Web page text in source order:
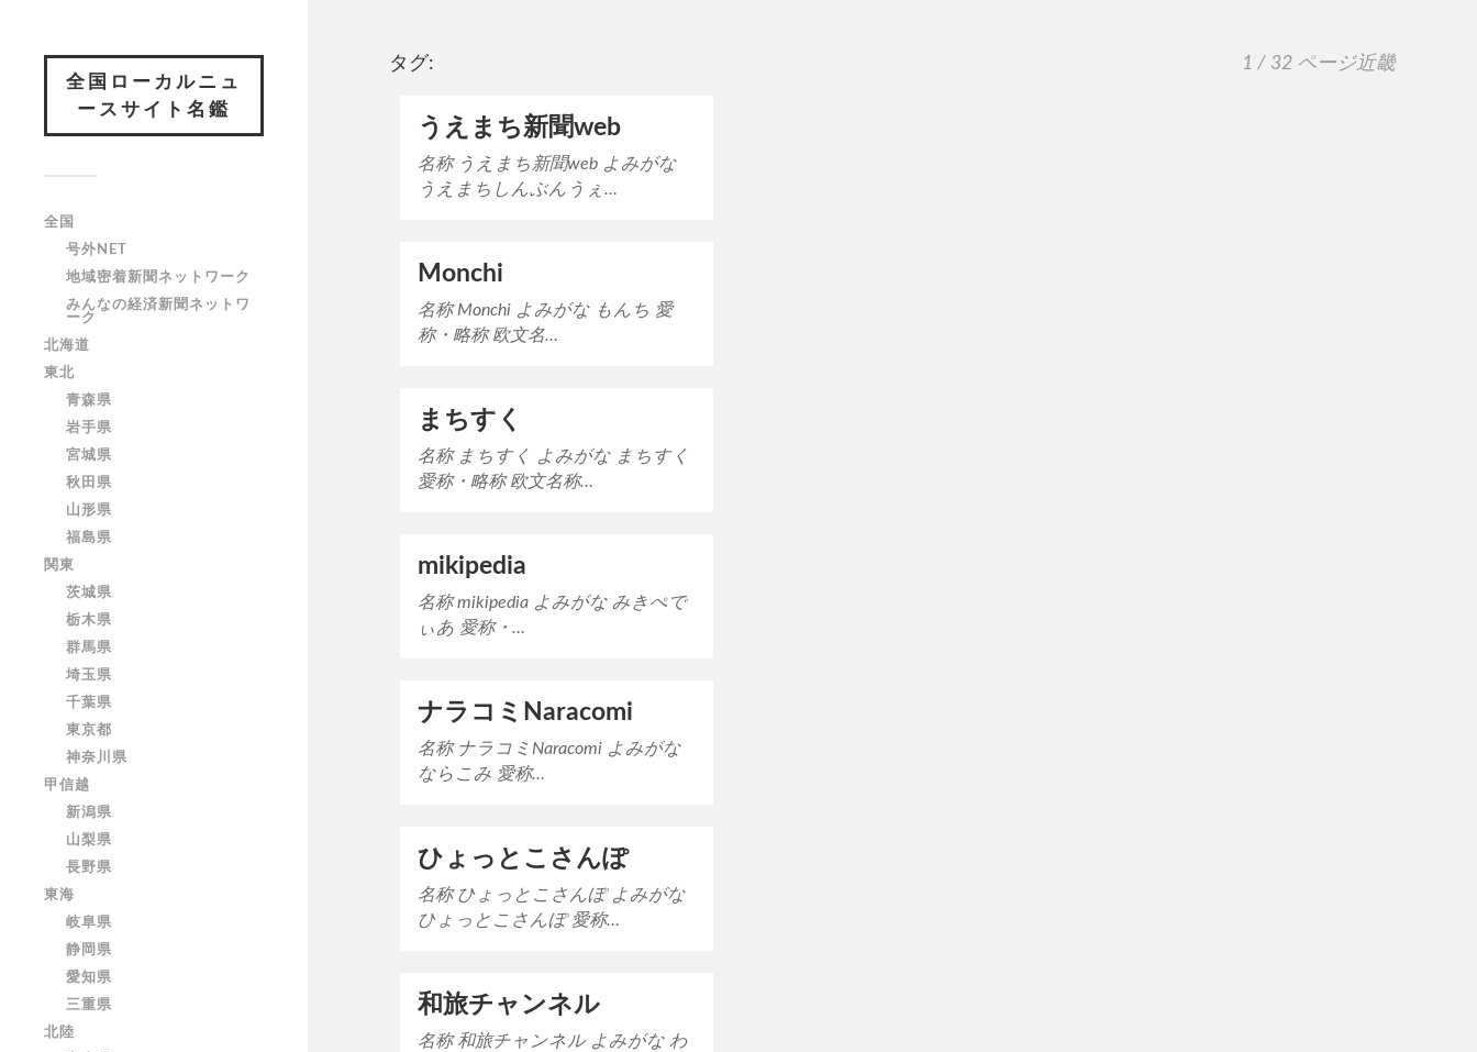
全国ローカルニュ
ースサイト名鑑
全国
号外NET
地域密着新聞ネットワーク
みんなの経済新聞ネットワ
ーク
北海道
東北
青森県
岩手県
宮城県
秋田県
山形県
福島県
関東
茨城県
栃木県
群馬県
埼玉県
千葉県
東京都
神奈川県
甲信越
新潟県
山梨県
長野県
東海
岐阜県
静岡県
愛知県
三重県
北陸
タグ: 近畿
1 / 32 ページ
うえまち新聞web
名称 うえまち新聞web よみがな
うえまちしんぶんうぇ…
Monchi
名称 Monchi よみがな もんち 愛
称・略称 欧文名…
まちすく
名称 まちすく よみがな まちすく
愛称・略称 欧文名称…
mikipedia
名称 mikipedia よみがな みきぺで
ぃあ 愛称・…
ナラコミNaracomi
名称 ナラコミNaracomi よみがな
ならこみ 愛称…
ひょっとこさんぽ
名称 ひょっとこさんぽ よみがな
ひょっとこさんぽ 愛称…
和旅チャンネル
名称 和旅チャンネル よみがな わ